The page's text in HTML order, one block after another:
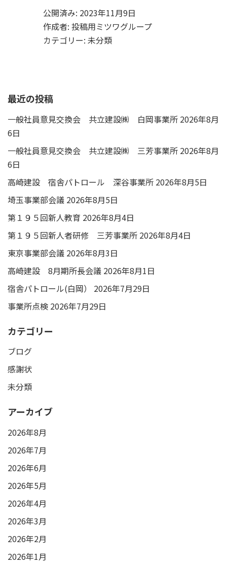
公開済み: 2023年11月9日
作成者: 投稿用ミツワグループ
カテゴリー: 未分類
最近の投稿
一般社員意見交換会 共立建設㈱ 白岡事業所 2026年8月
6日
一般社員意見交換会 共立建設㈱ 三芳事業所 2026年8月
6日
高崎建設 宿舎パトロール 深谷事業所 2026年8月5日
埼玉事業部会議 2026年8月5日
第１９５回新人教育 2026年8月4日
第１９５回新人者研修 三芳事業所 2026年8月4日
東京事業部会議 2026年8月3日
高崎建設 8月期所長会議 2026年8月1日
宿舎パトロール(白岡）
2026年7月29日
事業所点検 2026年7月29日
カテゴリー
ブログ
感謝状
未分類
アーカイブ
2026年8月
2026年7月
2026年6月
2026年5月
2026年4月
2026年3月
2026年2月
2026年1月